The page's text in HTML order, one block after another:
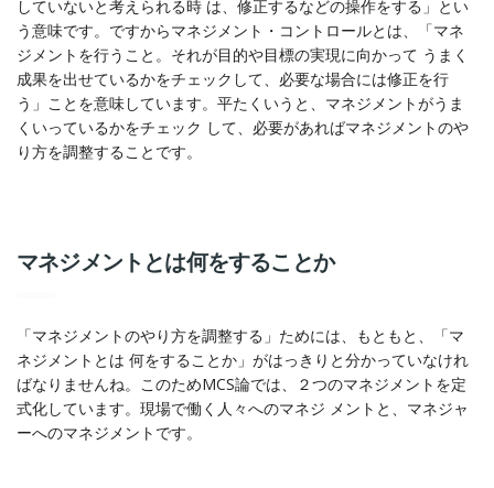
していないと考えられる時 は、修正するなどの操作をする」とい
う意味です。ですからマネジメント・コントロールとは、「マネ
ジメントを行うこと。それが目的や目標の実現に向かって うまく
成果を出せているかをチェックして、必要な場合には修正を行
う」ことを意味しています。平たくいうと、マネジメントがうま
くいっているかをチェック して、必要があればマネジメントのや
り方を調整することです。
マネジメントとは何をすることか
「マネジメントのやり方を調整する」ためには、もともと、「マ
ネジメントとは 何をすることか」がはっきりと分かっていなけれ
ばなりませんね。このためMCS論では、２つのマネジメントを定
式化しています。現場で働く人々へのマネジ メントと、マネジャ
ーへのマネジメントです。